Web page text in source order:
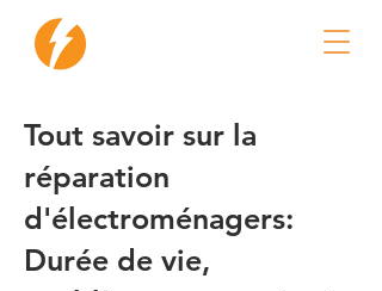
Tout savoir sur la
réparation
d'électroménagers:
Durée de vie,